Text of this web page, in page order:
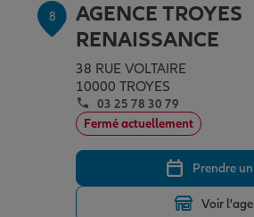
8
AGENCE TROYES
RENAISSANCE
38 RUE VOLTAIRE
10000 TROYES
03 25 78 30 79
Fermé actuellement
Prendre
Voir